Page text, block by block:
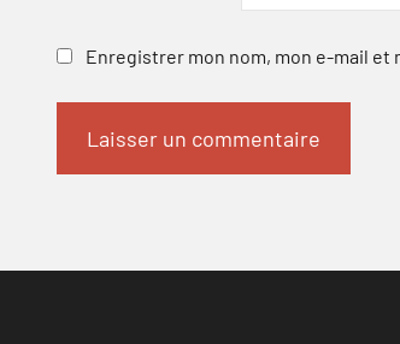
Enregistrer mon nom, mon e-mail et